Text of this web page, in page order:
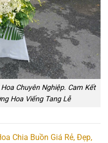
Chuyên Nghiệp. Cam Kết
Hoa Viếng Tang Lễ
Chia Buồn Giá Rẻ, Đẹp,